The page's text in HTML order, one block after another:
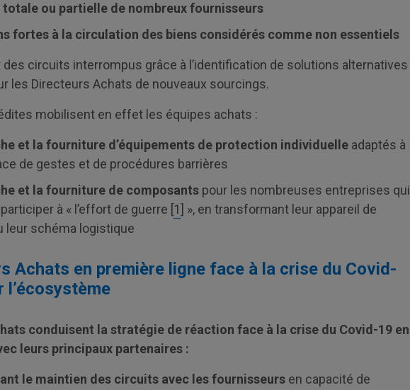
totale ou partielle de nombreux fournisseurs
fortes à la circulation des biens considérés comme non essentiels
circuits interrompus grâce à l’identification de solutions alternatives
les Directeurs Achats de nouveaux sourcings.
mobilisent en effet les équipes achats :
et la fourniture d’équipements de protection individuelle adaptés à
de gestes et de procédures barrières
et la fourniture de composants pour les nombreuses entreprises qui
à « l’effort de guerre [1] », en transformant leur appareil de
leur schéma logistique
Achats en première ligne face à la crise du Covid-
l’écosystème
conduisent la stratégie de réaction face à la crise du Covid-19 en
leurs principaux partenaires :
le maintien des circuits avec les fournisseurs en capacité de